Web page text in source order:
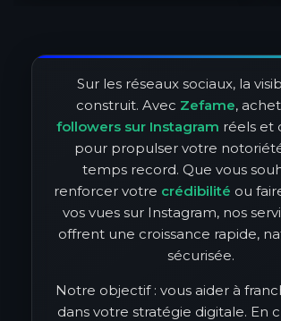
Sur les réseaux sociaux, la
construit. Avec Zefame,
followers sur Instagram réels et
pour propulser votre
temps record. Que vous
renforcer votre crédibilité ou
vos vues sur Instagram, nos
offrent une croissance rapide,
sécurisée.
Notre objectif : vous aider à
dans votre stratégie digitale. En